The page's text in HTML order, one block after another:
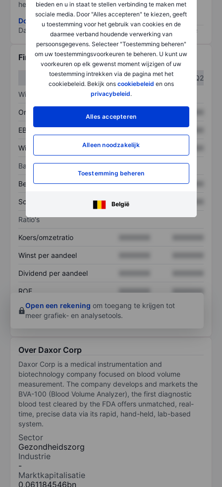
bieden en u in staat te stellen verbinding te maken met
sociale media. Door "Alles accepteren" te kiezen, geeft
u toestemming voor het gebruik van cookies en de
daarmee verband houdende verwerking van
persoonsgegevens. Selecteer "Toestemming beheren"
om uw toestemmingsvoorkeuren te beheren. U kunt uw
voorkeuren op elk gewenst moment wijzigen of uw
toestemming intrekken via de pagina met het
cookiebeleid. Bekijk ons cookiebeleid en ons
privacybeleid.
Alles accepteren
Alleen noodzakelijk
Toestemming beheren
België
het grootste risico).
Download de ESG-risicomethodologie
Data provided by
Financiële gegevens
Q1
Q2
Winst/verlies
Omzet
EBITDA XXXXXXX XXXXXXX
Winst XXXXXXX
Balans
Bezittingen XXXXXXX XXXXXXX
Schulden XXXXXXX
Ratio's
Koers/omzetratio
Winst per aandeel
Dividend per aandeel
ROE XXXXXXX
XXXXXXX
Open een rekening om toegang te krijgen tot
meer grafiek- en analysetools.
Over Daxor Corp
Daxor Corp is a medical instrumentation and
biotechnology company focused on blood volume
measurement. The company develops and markets the
BVA-100 (Blood Volume Analyzer), the first diagnostic
blood test cleared by the FDA offers unmatched, real-
time, precise data via its rapid, hand-held, lab-based
system.
Sector
Gezondheidszorg
Industrie
-
Marktkapitalisatie
0,061184546bn